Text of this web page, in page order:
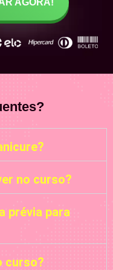
no curso?
prévia para
curso?